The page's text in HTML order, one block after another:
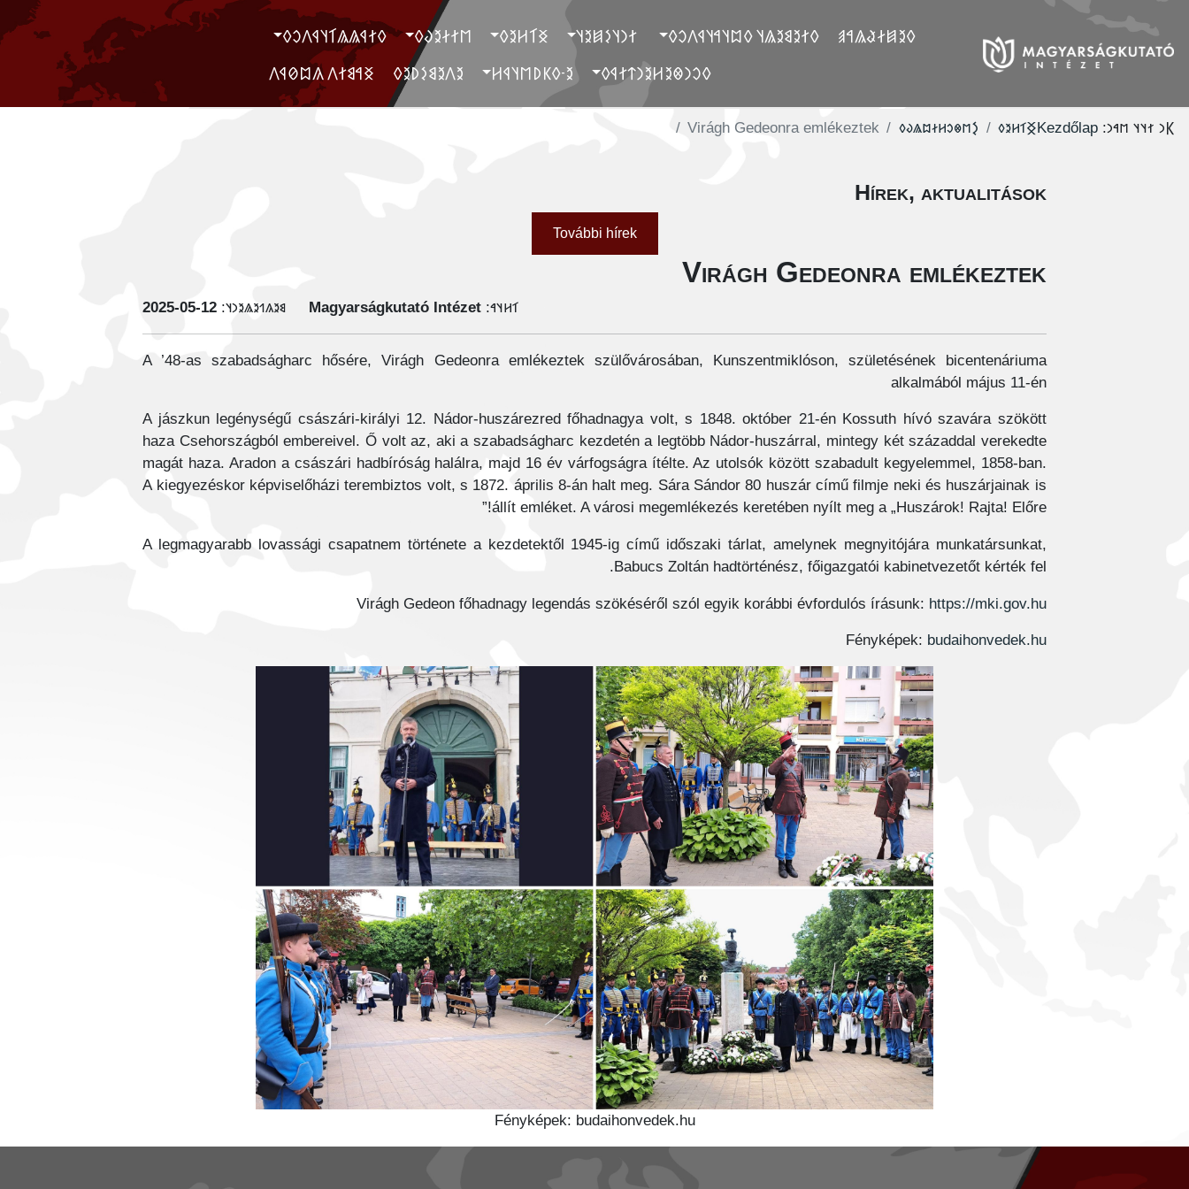
𐲓𐲉𐲯𐲇𐲟𐲖𐲀𐲠
‮ 𐲓𐲐𐲉𐲘𐲉𐲖𐲦 𐲓𐲪𐲦𐲀𐲦𐲁𐲤𐲛𐲓
‮ 𐲐𐲙𐲦𐲋𐲯𐲉𐲦
‮𐲏𐲑𐲢𐲉𐲓
‮𐲮𐲐𐲇𐲉𐲜𐲓
‮𐲓𐲐𐲁𐲖𐲖𐲑𐲦𐲁𐲤𐲛𐲓
‮𐲓𐲛𐲙𐲌𐲉𐲢𐲉𐲙𐲄𐲐𐲁𐲓
‮𐲉-𐲓𐲞𐲚𐲮𐲦𐲁𐲢
‮𐲉𐲤𐲉𐲘𐲋𐲚𐲉𐲓
‮ ‮𐲏𐲀𐲘𐲐𐲤 𐲍𐲪𐲗𐲁𐲤
𐲞𐳙 𐳐𐳦𐳦 𐳮𐳀𐳙:
Kezdőlap
‮𐲏𐳑𐳢𐳉𐳓
‮𐲋𐳮𐳌𐳛𐳢𐳇𐳪𐳖𐳜𐳓
Virágh Gedeonra emlékeztek
Hírek, aktualitások
További hírek
Virágh Gedeonra emlékeztek
𐳑𐳢𐳦𐳀:
Magyarságkutató Intézet
𐳘𐳉𐳍𐳒𐳉𐳖𐳉𐳙𐳦:
‭2025-05-12
A ’48-as szabadságharc hősére, Virágh Gedeonra emlékeztek szülővárosában, Kunszentmiklóson, születésének bicentenáriuma
alkalmából május 11-én
A jászkun legénységű császári-királyi 12. Nádor-huszárezred főhadnagya volt, s 1848. október 21-én Kossuth hívó szavára szökött
haza Csehországból embereivel. Ő volt az, aki a szabadságharc kezdetén a legtöbb Nádor-huszárral, mintegy két századdal verekedte
magát haza. Aradon a császári hadbíróság halálra, majd 16 év várfogságra ítélte. Az utolsók között szabadult kegyelemmel, 1858-ban.
A kiegyezéskor képviselőházi terembiztos volt, s 1872. április 8-án halt meg. Sára Sándor 80 huszár című filmje neki és huszárjainak is
állít emléket. A városi megemlékezés keretében nyílt meg a „Huszárok! Rajta! Előre!”
A legmagyarabb lovassági csapatnem története a kezdetektől 1945-ig című időszaki tárlat, amelynek megnyitójára munkatársunkat,
Babucs Zoltán hadtörténész, főigazgatói kabinetvezetőt kérték fel.
Virágh Gedeon főhadnagy legendás szökéséről szól egyik korábbi évfordulós írásunk: https://mki.gov.hu
Fényképek: budaihonvedek.hu
Fényképek: budaihonvedek.hu